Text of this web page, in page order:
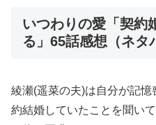
いつわりの愛「契約
る」65話感想（ネタ
綾瀬(遥菜の夫)は自分が記
約結婚していたことを聞い